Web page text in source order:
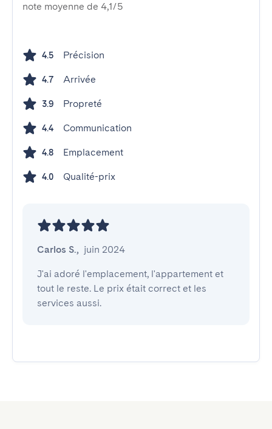
note moyenne de 4,1/5
4.5 Précision
4.7 Arrivée
3.9 Propreté
4.4 Communication
4.8 Emplacement
4.0 Qualité-prix
Carlos S., juin 2024
J'ai adoré l'emplacement, l'appartement et
tout le reste. Le prix était correct et les
services aussi.